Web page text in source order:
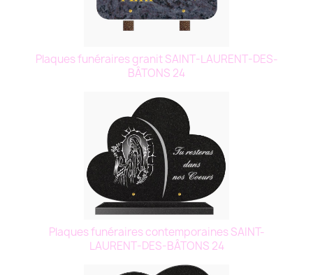
Plaques funéraires granit SAINT-LAURENT-DES-
BÂTONS 24
Plaques funéraires contemporaines SAINT-
LAURENT-DES-BÂTONS 24